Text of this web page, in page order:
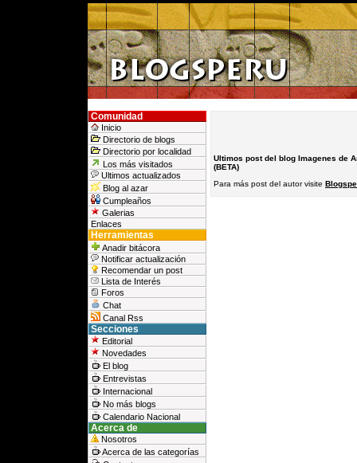
Comunidad
Inicio
Directorio de blogs
Directorio por localidad
Los más visitados
Ultimos actualizados
Blog al azar
Cumpleaños
Galerias
Enlaces
Herramientas
Anadir bitácora
Notificar actualización
Recomendar un post
Lista de Interés
Foros
Chat
Canal Rss
Secciones
Editorial
Novedades
El blog
Entrevistas
Internacional
No más blogs
Calendario Nacional
Acerca de
Nosotros
Acerca de las categorías
Ultimos post del blog Imagenes de
(BETA)
Para más post del autor visite